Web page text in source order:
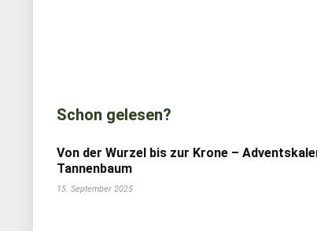
Schon gelesen?
Von der Wurzel bis zur Krone –
Tannenbaum
15. September 2025